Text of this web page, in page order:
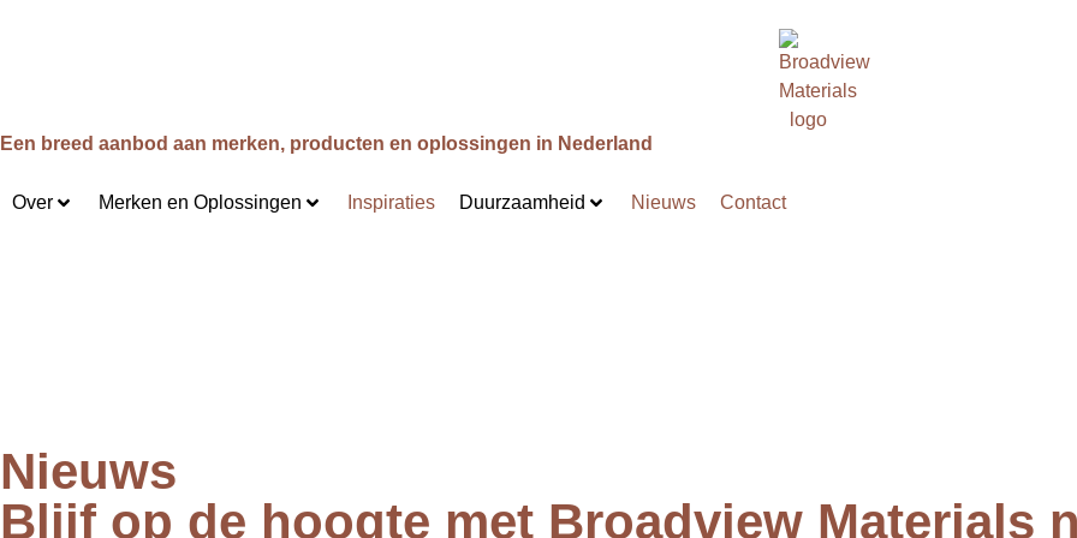
Een breed aanbod aan merken, producten en oplossingen in Nederland
Over Merken en Oplossingen Inspiraties Duurzaamheid Nieuws Contact
Nieuws
Blijf op de hoogte met Broadview Materials